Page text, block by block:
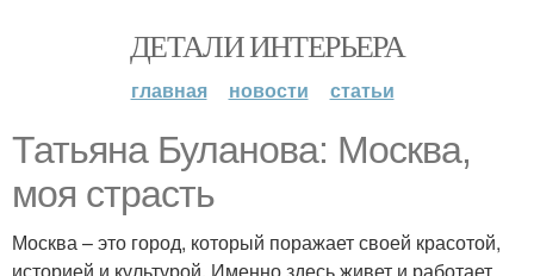
ДЕТАЛИ ИНТЕРЬЕРА
главная новости статьи
Татьяна Буланова: Москва,
моя страсть
Москва – это город, который поражает своей красотой,